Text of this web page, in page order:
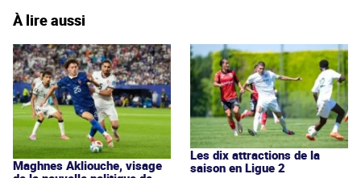
À lire aussi
Maghnes Akliouche, visage
Les dix attractions de la
saison en Ligue 2